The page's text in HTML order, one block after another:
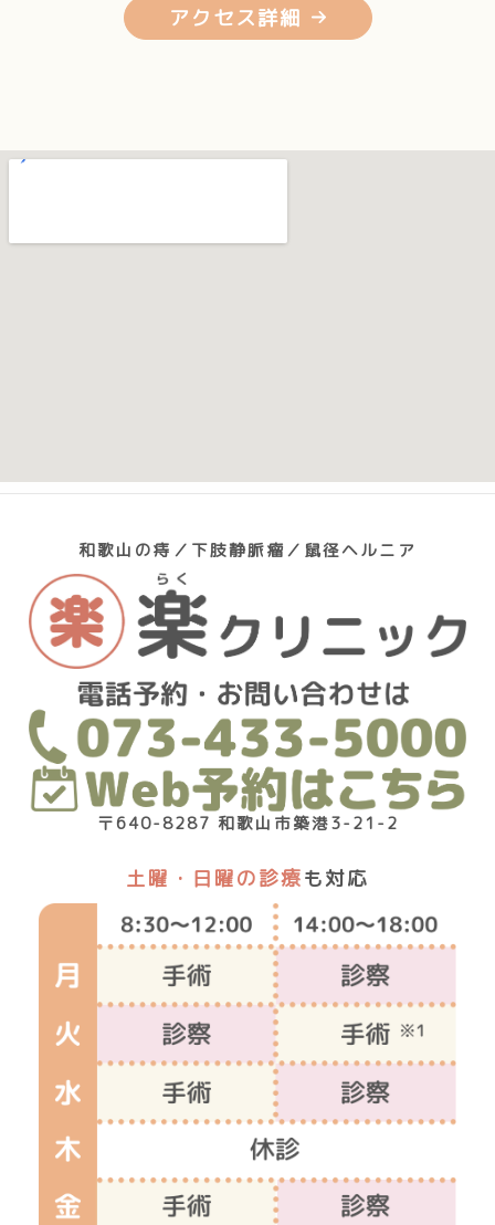
アクセス詳細
和歌山の痔／下肢静脈瘤／鼠径ヘルニア
〒640-8287 和歌山市築港3-21-2
土曜・日曜の診療も対応